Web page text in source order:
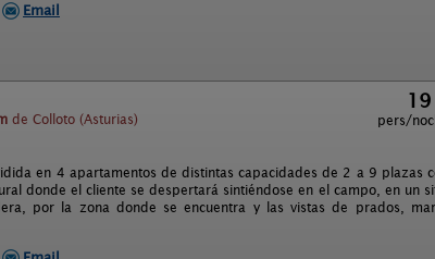
Email
de Colloto (Asturias)
pers/
en 4 apartamentos de distintas capacidades de 2 a 9 plazas
donde el cliente se despertará sintiéndose en el campo, en un
por la zona donde se encuentra y las vistas de prados,